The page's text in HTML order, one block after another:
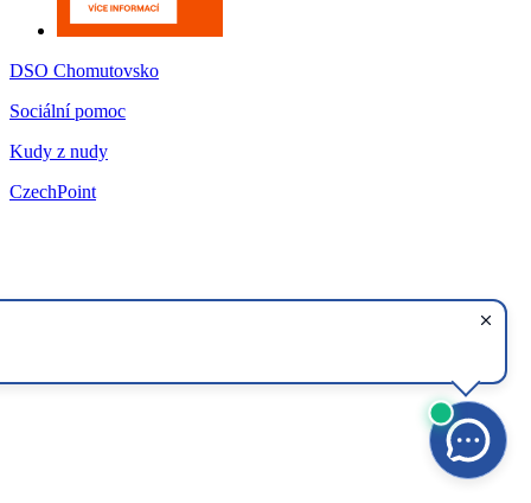
DSO Chomutovsko
Sociální pomoc
Kudy z nudy
CzechPoint